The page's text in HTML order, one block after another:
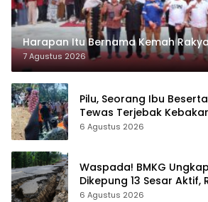
Harapan Itu Bernama Kemah
7 Agustus 2026
Pilu, Seorang Ibu
Tewas Terjebak
6 Agustus 2026
Waspada! BMKG
Dikepung 13 Sesar Aktif,
Sudah Terekam
6 Agustus 2026